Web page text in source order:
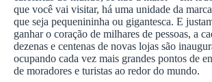
que você vai visitar, há uma unidade da
que seja pequenininha ou gigantesca. E
ganhar o coração de milhares de pessoas, a
dezenas e centenas de novas lojas são
ocupando cada vez mais grandes pontos de
de moradores e turistas ao redor do mundo.